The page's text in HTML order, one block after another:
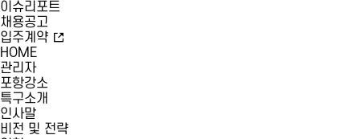
이슈리포트
채용공고
입주계약
HOME
관리자
포항강소
특구소개
인사말
비전 및 전략